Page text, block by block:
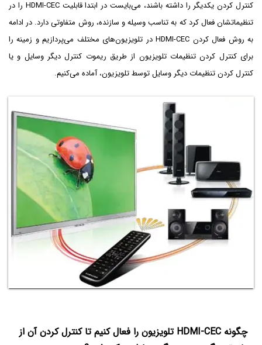
کنترل کردن یکدیگر را داشته باشند، می‌بایست در ابتدا قابلیت HDMI-CEC‌ را در
تنظیماتشان فعال کرد که به تناسب وسیله و سازنده، روش متفاوتی دارد. در ادامه
به روش فعال کردن HDMI-CEC در تلویزیون‌های مختلف می‌پردازیم و زمینه را
برای کنترل کردن تنظیمات تلویزیون از طریق ریموت‌ کنترل دیگر وسایل و یا
کنترل کردن تنظیمات دیگر وسایل توسط تلویزیون، آماده می‌کنیم.
چگونه HDMI-CEC تلویزیون را فعال کنیم تا کنترل کردن آن از